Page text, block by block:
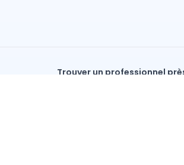
Trouver un professionnel